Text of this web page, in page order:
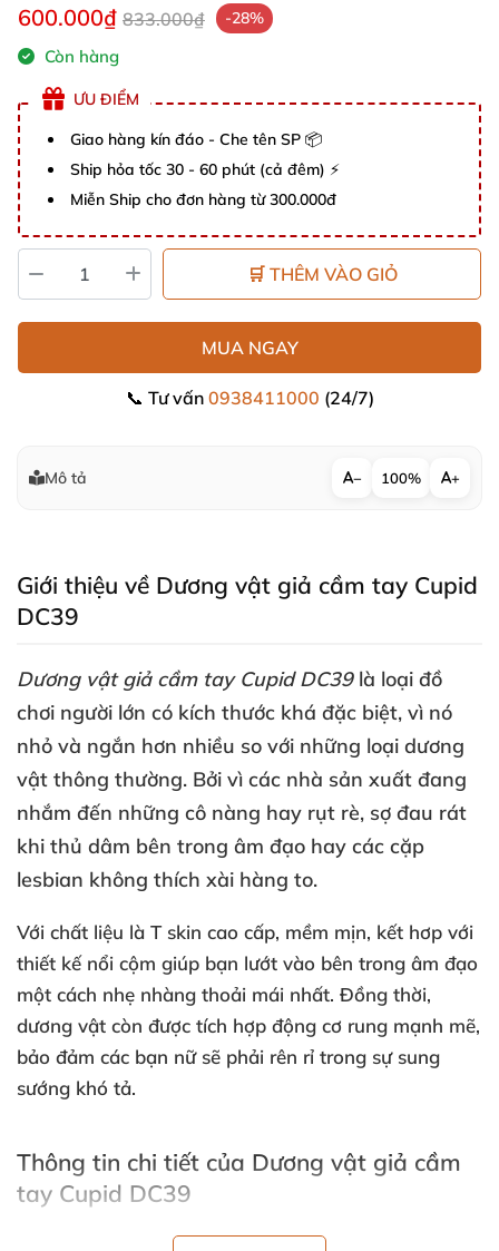
600.000₫ 833.000₫ -28%
Còn hàng
ƯU ĐIỂM
Giao hàng kín đáo - Che tên SP 📦
Ship hỏa tốc 30 - 60 phút (cả đêm) ⚡
Miễn Ship cho đơn hàng từ 300.000đ
🛒 THÊM VÀO GIỎ
MUA NGAY
📞 Tư vấn 0938411000 (24/7)
Mô tả − 100% +
Giới thiệu về Dương vật giả cầm tay Cupid
DC39
Dương vậtgiả cầm tay Cupid DC39là loại đồ
chơi người lớn có kích thước khá đặc biệt, vì nó
nhỏ và ngắn hơn nhiều so với những loại dương
vật thông thường. Bởi vì các nhà sản xuất đang
nhắm đến những cô nàng hay rụt rè, sợ đau rát
khi thủ dâm bên trong âm đạo hay các cặp
lesbian không thích xài hàng to.
Với chất liệu là T skin cao cấp, mềm mịn, kết hơp với
thiết kế nổi cộm giúp bạn lướt vào bên trong âm đạo
một cách nhẹ nhàng thoải mái nhất. Đồng thời,
dương vật còn được tích hợp động cơ rung mạnh mẽ,
bảo đảm các bạn nữ sẽ phải rên rỉ trong sự sung
sướng khó tả.
Thông tin chi tiết của Dương vật giả cầm
tay Cupid DC39